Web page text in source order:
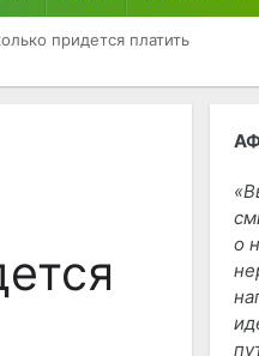
придется платить
о